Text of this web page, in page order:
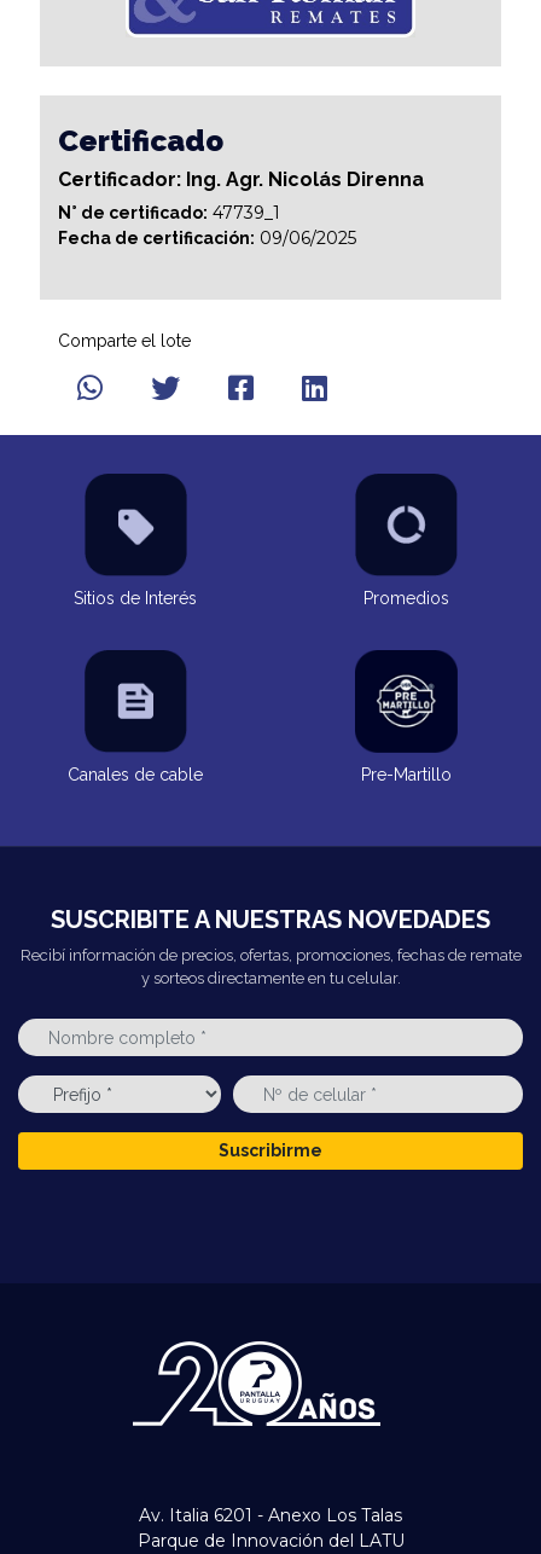
Certificado
Certificador: Ing. Agr. Nicolás Direnna
N° de certificado: 47739_1
Fecha de certificación: 09/06/2025
Comparte el lote
Sitios de Interés Promedios
Canales de cable Pre-Martillo
SUSCRIBITE A NUESTRAS NOVEDADES
Recibí información de precios, ofertas, promociones, fechas de remate
y sorteos directamente en tu celular.
Suscribirme
Av. Italia 6201 - Anexo Los Talas
Parque de Innovación del LATU